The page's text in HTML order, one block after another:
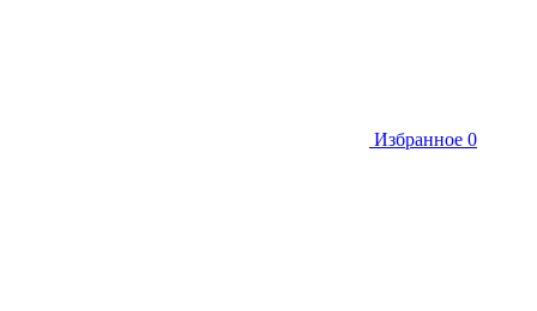
Избранное 0